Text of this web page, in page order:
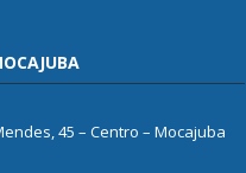
45 – Centro – Mocajuba